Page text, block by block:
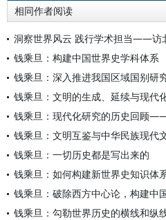
相同作者阅读
钱乘旦：构建中国世界史学科体系
钱乘旦：深入推进我国区域国别研
钱乘旦：文明的生成、延续与现代
钱乘旦：现代化研究的历史回顾
钱乘旦：文明互鉴与中华民族现代
钱乘旦：一切历史都是写出来的
钱乘旦：如何构建新世界史知识体
钱乘旦：破除西方中心论，构建中
钱乘旦：勾勒世界历史的横线和纵